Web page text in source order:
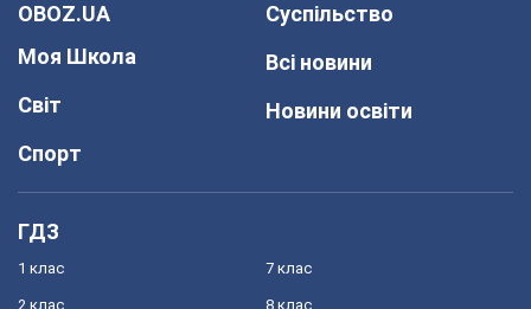
OBOZ.UA
Моя Школа
Світ
Спорт
Суспільство
Всі новини
Новини освіти
ГДЗ
1 клас
2 клас
7 клас
8 клас